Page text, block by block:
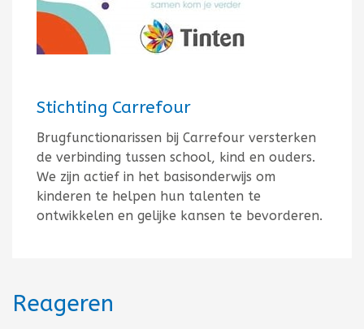
Stichting Carrefour
Brugfunctionarissen bij Carrefour versterken
de verbinding tussen school, kind en ouders.
We zijn actief in het basisonderwijs om
kinderen te helpen hun talenten te
ontwikkelen en gelijke kansen te bevorderen.
Reageren